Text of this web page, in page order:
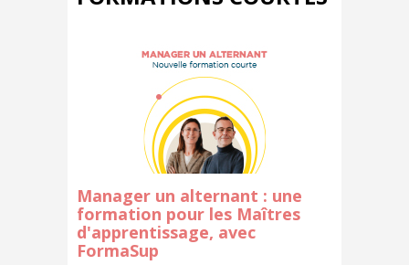
Manager un alternant : une
formation pour les Maîtres
d'apprentissage, avec
FormaSup